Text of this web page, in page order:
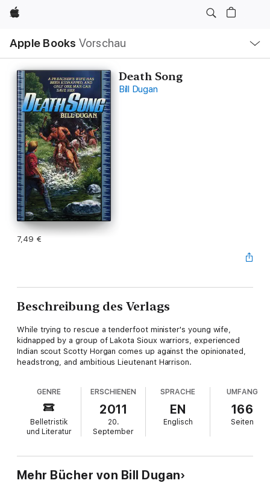
Apple
Apple Books Vorschau
Navigation
Menü
öffnen
Death Song
Bill Dugan
7,49 €
Beschreibung des Verlags
While trying to rescue a tenderfoot minister's young wife,
kidnapped by a group of Lakota Sioux warriors, experienced
Indian scout Scotty Horgan comes up against the opinionated,
headstrong, and ambitious Lieutenant Harrison.
GENRE
Belletristik
und Literatur
ERSCHIENEN
2011
20.
September
SPRACHE
EN
Englisch
UMFANG
166
Seiten
Mehr Bücher von Bill Dugan